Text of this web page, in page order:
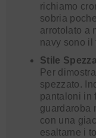
richiamo
sobria
arrotolato a
navy sono il
Stile
Per
spezzato.
pantaloni in
guardaroba
con una
esaltarne i